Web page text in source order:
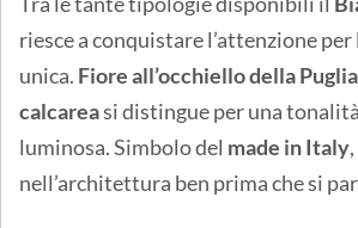
riesce a conquistare l’attenzione per
unica. Fiore all’occhiello della Puglia
calcareasi distingue per una
luminosa. Simbolo del made in Italy
nell’architettura ben prima che si